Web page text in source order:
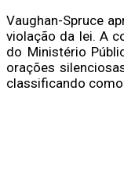
Vaughan-Spruce
violação da lei. A
do Ministério
orações
classificando como